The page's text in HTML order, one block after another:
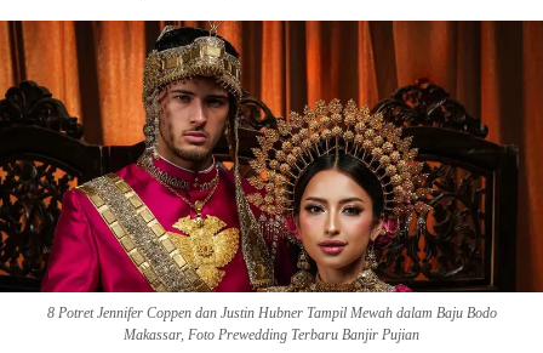
8 Potret Jennifer Coppen dan Justin Hubner Tampil Mewah dalam Baju Bodo
Makassar, Foto Prewedding Terbaru Banjir Pujian